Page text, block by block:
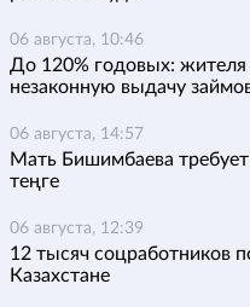
06 августа, 10:46
До 120% годовых: жителя
незаконную выдачу
06 августа, 14:57
Мать Бишимбаева
теңге
06 августа, 12:39
12 тысяч соцработников
Казахстане